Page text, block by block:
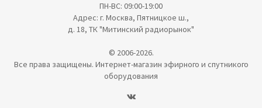
ПН-ВС: 09:00-19:00
Адрес: г. Москва, Пятницкое ш.,
д. 18, ТК "Митинский радиорынок"
© 2006-2026.
Все права защищены. Интернет-магазин эфирного и спутникого
оборудования